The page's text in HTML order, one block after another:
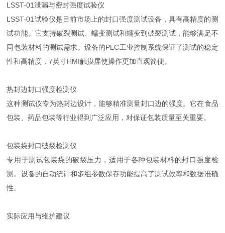
LSST-01泄漏与密封强度试验仪
LSST-01试验仪是目前市场上的封口强度测试设备，具有高精度的测
试功能。它支持破裂测试、蠕变测试和蠕变到破裂测试，能够满足不
同包装材料的测试需求。设备的PLC工业控制系统保证了测试的稳定
性和高精度，7英寸HMI触摸屏使操作更加直观简便。
热封边封口强度检测仪
这种测试仪专为热封边设计，能够精准测量封口边的强度。它在食品
包装、药品包装等行业得到广泛应用，对保证包装质量至关重要。
包装袋封口破裂检测仪
专用于测试包装袋的破裂压力，适用于各种包装材料的封口强度检
测。设备的自动统计和多组参数保存功能提高了测试效率和数据准确
性。
实际应用与维护建议